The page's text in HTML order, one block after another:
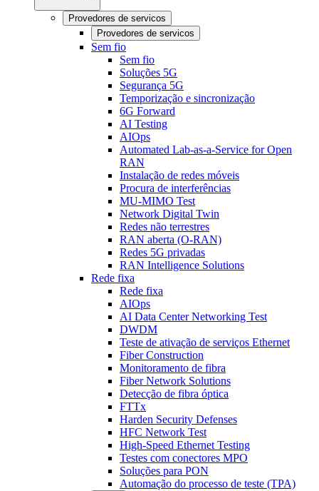
Provedores de servicos
Provedores de servicos
Sem fio
Sem fio
Soluções 5G
Segurança 5G
Temporização e sincronização
6G Forward
AI Testing
AIOps
Automated Lab-as-a-Service for Open
RAN
Instalação de redes móveis
Procura de interferências
MU-MIMO Test
Network Digital Twin
Redes não terrestres
RAN aberta (O-RAN)
Redes 5G privadas
RAN Intelligence Solutions
Rede fixa
Rede fixa
AIOps
AI Data Center Networking Test
DWDM
Teste de ativação de serviços Ethernet
Fiber Construction
Monitoramento de fibra
Fiber Network Solutions
Detecção de fibra óptica
FTTx
Harden Security Defenses
HFC Network Test
High-Speed Ethernet Testing
Testes com conectores MPO
Soluções para PON
Automação do processo de teste (TPA)